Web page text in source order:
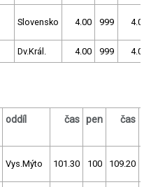
Slovensko 4.00 999 4.00
Dv.Král. 4.00 999 4.00
oddíl čas pen čas
Vys.Mýto 101.30 100 109.20